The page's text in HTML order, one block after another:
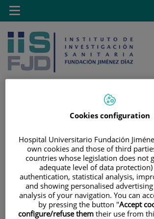
Saltar al contenido
contenido
idioma
Toggle
navigation
Cookies configuration
Hospital Universitario Fundación
own cookies and those of third
countries whose legislation does not
adequate level of data
authentication, statistical analysis,
and showing personalised
analysis of your navigation. You can
by pressing the button "Accept
configure/refuse them their use from